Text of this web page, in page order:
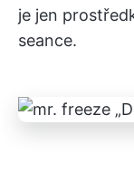
je jen
seance.